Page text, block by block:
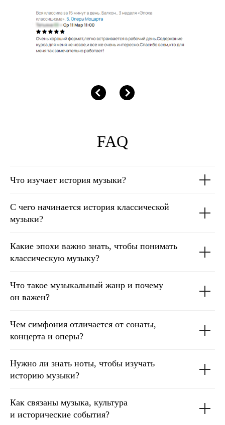
FAQ
Что изучает история музыки?
С чего начинается история классической
музыки?
Какие эпохи важно знать, чтобы понимать
классическую музыку?
Что такое музыкальный жанр и почему
он важен?
Чем симфония отличается от сонаты,
концерта и оперы?
Нужно ли знать ноты, чтобы изучать
историю музыки?
Как связаны музыка, культура
и исторические события?